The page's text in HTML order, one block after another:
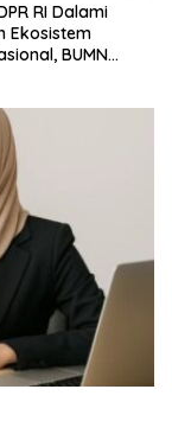
RI Dalami
Ekosistem
BUMN